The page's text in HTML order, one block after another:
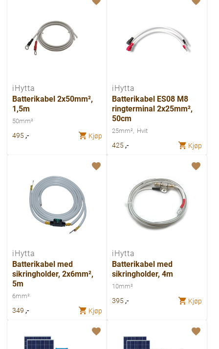
iHytta
Batterikabel 2x50mm²,
1,5m
50mm²
495 ,- Kjøp
iHytta
Batterikabel ES08 M8
ringterminal 2x25mm²,
50cm
25mm² Hvit
425 ,- Kjøp
iHytta
Batterikabel med
sikringholder, 2x6mm²,
5m
6mm²
349 ,- Kjøp
iHytta
Batterikabel med
sikringholder, 4m
10mm²
395 ,- Kjøp